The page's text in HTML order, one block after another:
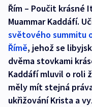
Řím – Poučit krásné
Muammar Kaddáfí.
světového summitu
Římě, jehož se
dvěma stovkami
Kaddáfí mluvil o roli
měly mít stejná
ukřižování Krista a